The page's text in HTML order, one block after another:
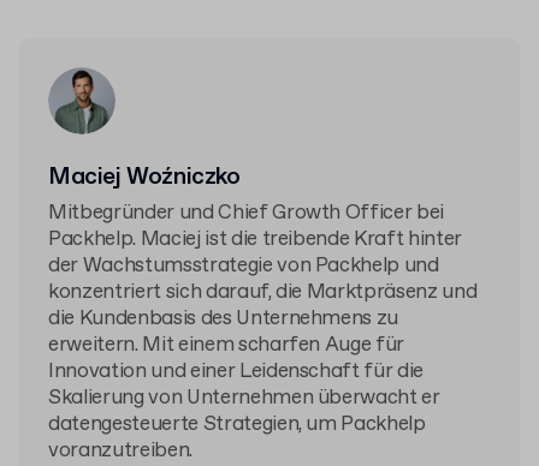
Maciej Woźniczko
Mitbegründer und Chief Growth Officer bei
Packhelp. Maciej ist die treibende Kraft hinter
der Wachstumsstrategie von Packhelp und
konzentriert sich darauf, die Marktpräsenz und
die Kundenbasis des Unternehmens zu
erweitern. Mit einem scharfen Auge für
Innovation und einer Leidenschaft für die
Skalierung von Unternehmen überwacht er
datengesteuerte Strategien, um Packhelp
voranzutreiben.